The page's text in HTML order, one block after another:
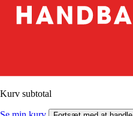
Kurv subtotal